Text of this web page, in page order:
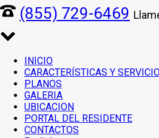
(855) 729-6469
INICIO
CARACTERÍSTICAS Y
PLANOS
GALERIA
UBICACION
PORTAL DEL RESIDENTE
CONTACTOS